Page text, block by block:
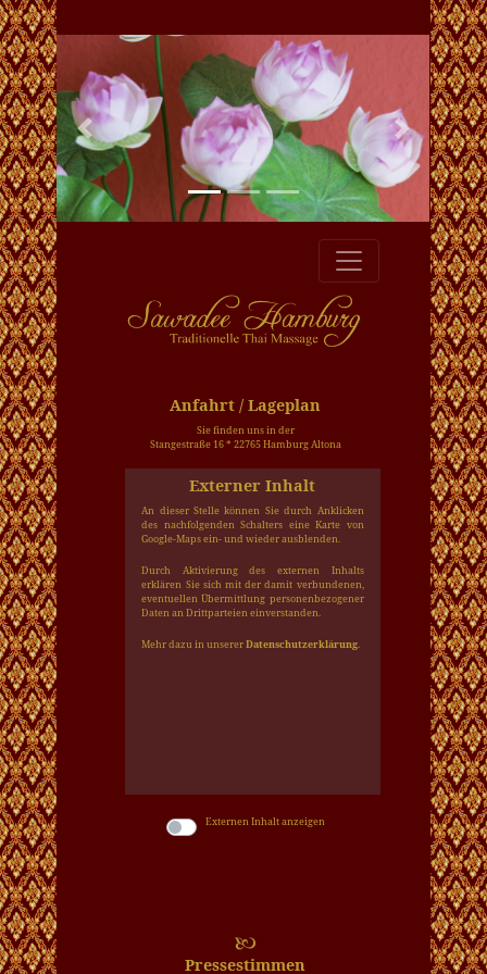
Previous Next
Anfahrt / Lageplan
Sie finden uns in der
Stangestraße 16 * 22765 Hamburg Altona
Externer Inhalt
An dieser Stelle können Sie durch Anklicken
des nach­folgenden Schalters eine Karte von
Google-Maps ein- und wieder ausblenden.
Durch Aktivierung des externen Inhalts
erklären Sie sich mit der damit ver­bundenen,
eventuellen Über­mittlung personen­bezogener
Daten an Dritt­parteien ein­ver­standen.
Mehr dazu in unsererDatenschutzerklärung.
Externen Inhalt anzeigen
Pressestimmen